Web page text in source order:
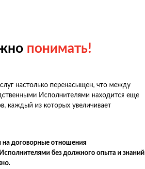
понимать!
настолько перенасыщен, что между
Исполнителями находится еще
каждый из которых увеличивает
на договорные отношения
без должного опыта и знаний